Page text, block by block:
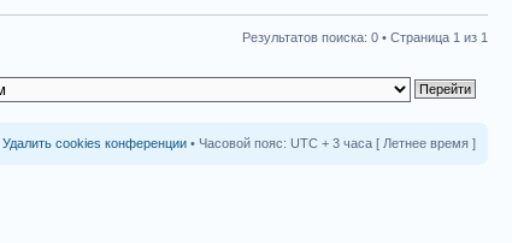
Результатов поиска: 0 • Страница 1 из 1
Удалить cookies конференции • Часовой пояс: UTC + 3 часа [ Летнее время ]